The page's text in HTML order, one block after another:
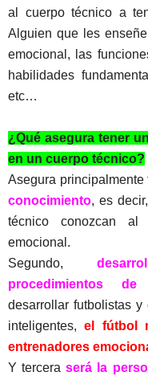
Alguien que les
emocional, las
habilidades
etc…
¿Qué asegura tener
en un cuerpo técnico?
Asegura
conocimiento, es
técnico conozcan al
emocional.
Segundo,
procedimientos de
desarrollar futbolistas y
inteligentes, el fútbol
entrenadores
Y tercera será la